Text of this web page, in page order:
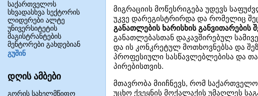
საქართველოს
სხვადასხვა სექტორის
ლიდერები ალტე
უნივერსიტეტის
მაგისტრანტების
მენტორები გახდებიან
გუშინ
დღის ამბები
გორის სახელმწიფო
მიგრაციის მოწესრიგება უდევს
უკვე დარეგისტრირდა და რომელიც
განათლების ხარისხის განვითარების
განათლებასთან დაკავშირებულ
და ის კონკრეტულ მოთხოვნებსა და
პროფესიული სასწავლებლებისა და
პირებისთვის.
მთავრობა მიიჩნევს, რომ
უცხო ქვეყნის მოქალაქის უმაღლეს